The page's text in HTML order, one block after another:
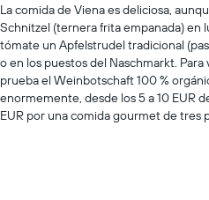
La comida de Viena es deliciosa,
Schnitzel (ternera frita empanada) en
tómate un Apfelstrudel tradicional
o en los puestos del Naschmarkt.
prueba el Weinbotschaft 100 %
enormemente, desde los 5 a 10 EUR
EUR por una comida gourmet de tres